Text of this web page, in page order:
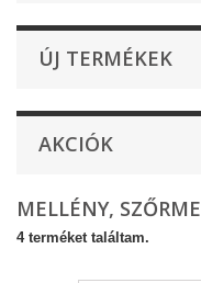
ÚJ TERMÉKEK
AKCIÓK
MELLÉNY, SZŐRME
4 terméket találtam.